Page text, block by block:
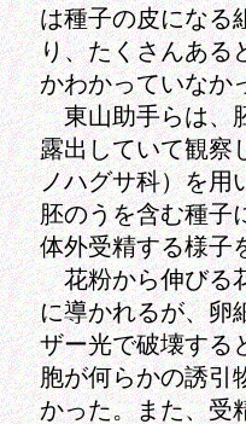
は種子の皮になる
り、たくさんある
かわかっていなか
東山助手らは、
露出していて観察
ノハグサ科）を用
胚のうを含む種子
体外受精する様子
花粉から伸びる
に導かれるが、卵
ザー光で破壊する
胞が何らかの誘引
かった。また、受